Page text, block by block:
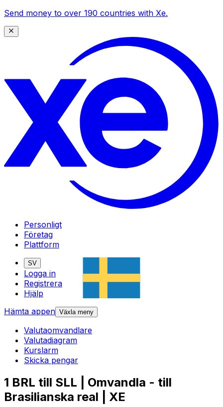
Send money to over 190 countries with Xe.
Personligt
Företag
Plattform
SV
Logga in
Registrera
Hjälp
Hämta appen Växla meny
Valutaomvandlare
Valutadiagram
Kurslarm
Skicka pengar
1 BRL till SLL | Omvandla - till
Brasilianska real | XE